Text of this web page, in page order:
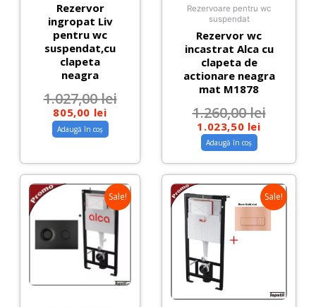
Rezervor
ingropat Liv
pentru wc
suspendat,cu
clapeta
neagra
1.027,00lei
805,00 lei
Adaugă în coș
Rezervoare pentru wc
suspendat
Rezervor wc
incastrat Alca cu
clapeta de
actionare neagra
mat M1878
1.260,00lei
1.023,50 lei
Adaugă în coș
Sale! Sale!